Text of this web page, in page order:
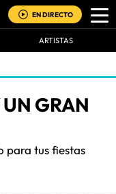
EN DIRECTO
ARTISTAS
GRAN
para tus fiestas